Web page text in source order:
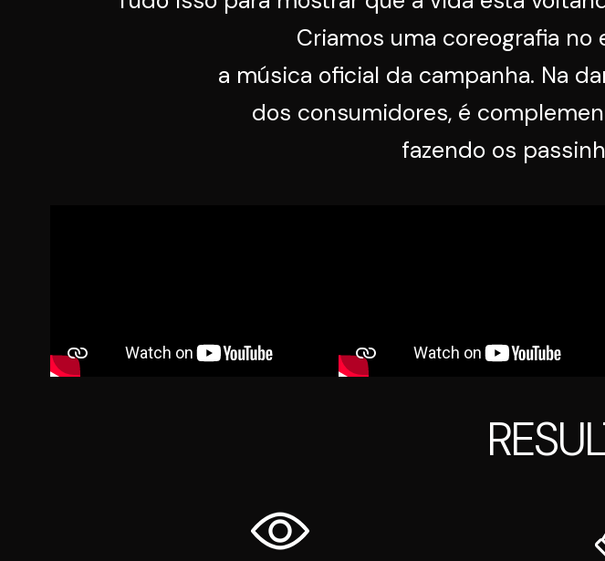
Criamos uma coreografia no
a música oficial da campanha. Na
dos consumidores, é
fazendo os